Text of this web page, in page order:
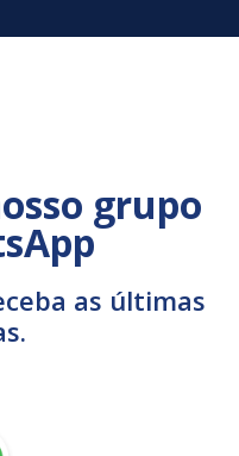
grupo
as últimas